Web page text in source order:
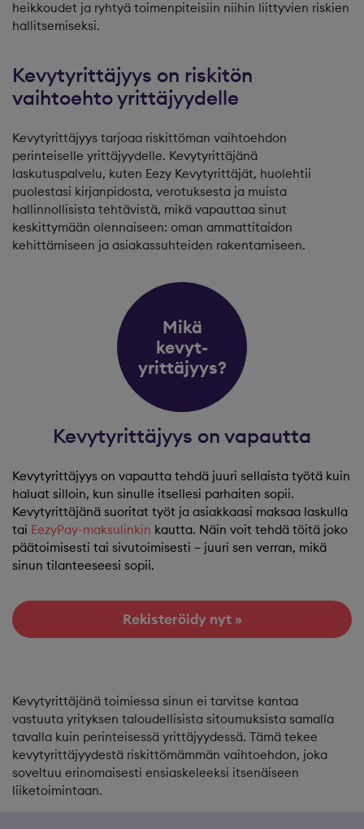
heikkoudet ja ryhtyä toimenpiteisiin niihin liittyvien riskien
hallitsemiseksi.
Kevytyrittäjyys on riskitön
vaihtoehto yrittäjyydelle
Kevytyrittäjyys tarjoaa riskittöman vaihtoehdon
perinteiselle yrittäjyydelle. Kevytyrittäjänä
laskutuspalvelu, kuten Eezy Kevytyrittäjät, huolehtii
puolestasi kirjanpidosta, verotuksesta ja muista
hallinnollisista tehtävistä, mikä vapauttaa sinut
keskittymään olennaiseen: oman ammattitaidon
kehittämiseen ja asiakassuhteiden rakentamiseen.
Mikä
kevyt-
yrittäjyys?
Kevytyrittäjyys on vapautta
Kevytyrittäjyys on vapautta tehdä juuri sellaista työtä kuin
haluat silloin, kun sinulle itsellesi parhaiten sopii.
Kevytyrittäjänä suoritat työt ja asiakkaasi maksaa laskulla
tai EezyPay-maksulinkin kautta. Näin voit tehdä töitä joko
päätoimisesti tai sivutoimisesti – juuri sen verran, mikä
sinun tilanteeseesi sopii.
Rekisteröidy nyt »
Kevytyrittäjänä toimiessa sinun ei tarvitse kantaa
vastuuta yrityksen taloudellisista sitoumuksista samalla
tavalla kuin perinteisessä yrittäjyydessä. Tämä tekee
kevytyrittäjyydestä riskittömämmän vaihtoehdon, joka
soveltuu erinomaisesti ensiaskeleeksi itsenäiseen
liiketoimintaan.